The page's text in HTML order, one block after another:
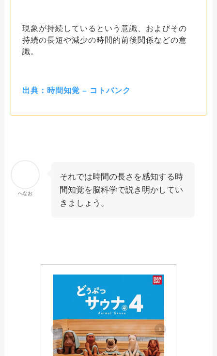
現象が持続しているという意識、およびその
持続の長短や減少の時間的前後関係などの意
識。
出典：時間知覚 – コトバンク
へなお
それでは時間の長さを感知する時
間知覚を脳科学で説き明かしてい
きましょう。